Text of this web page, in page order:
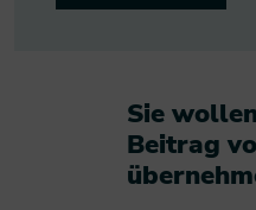
Sie
Beitrag